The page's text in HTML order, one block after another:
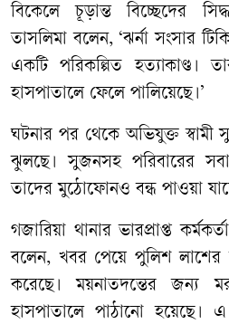
বিকেলে চূড়ান্ত বিচ্ছেদের
তাসলিমা বলেন, ‘ঝর্না সংসার
একটি পরিকল্পিত হত্যাকাণ্ড।
হাসপাতালে ফেলে পালিয়েছে।’
ঘটনার পর থেকে অভিযুক্ত স্বামী
ঝুলছে। সুজনসহ পরিবারের
তাদের মুঠোফোনও বন্ধ পাওয়া
গজারিয়া থানার ভারপ্রাপ্ত
বলেন, খবর পেয়ে পুলিশ লাশের
করেছে। ময়নাতদন্তের জন্য
হাসপাতালে পাঠানো হয়েছে।